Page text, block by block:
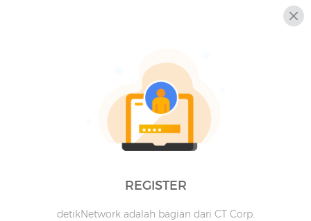
REGISTER
detikNetwork adalah bagian dari CT Corp.